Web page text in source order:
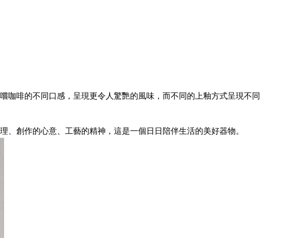
啡的不同口感，呈現更令人驚艷的風味，而不同的上釉方式呈現不同
創作的心意、工藝的精神，這是一個日日陪伴生活的美好器物。